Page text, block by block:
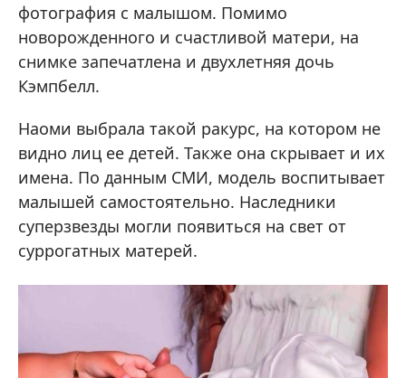
фотография с малышом. Помимо
новорожденного и счастливой матери, на
снимке запечатлена и двухлетняя дочь
Кэмпбелл.
Наоми выбрала такой ракурс, на котором не
видно лиц ее детей. Также она скрывает и их
имена. По данным СМИ, модель воспитывает
малышей самостоятельно. Наследники
суперзвезды могли появиться на свет от
суррогатных матерей.